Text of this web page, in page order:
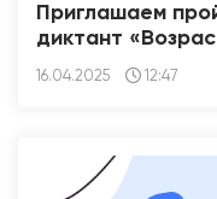
Приглашаем
диктант
16.04.2025 12:47